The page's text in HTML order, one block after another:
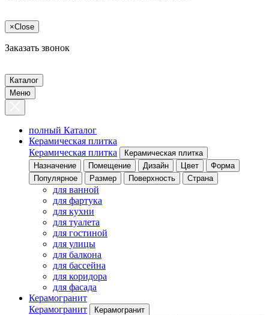
×Close
Заказать звонок
Каталог
Меню
полный Каталог
Керамическая плитка
Керамическая плитка
Керамическая плитка
Назначение
Помещение Дизайн Цвет
Форма
Популярное
Размер Поверхность Страна
для ванной
для фартука
для кухни
для туалета
для гостиной
для улицы
для балкона
для бассейна
для коридора
для фасада
Керамогранит
Керамогранит
Керамогранит